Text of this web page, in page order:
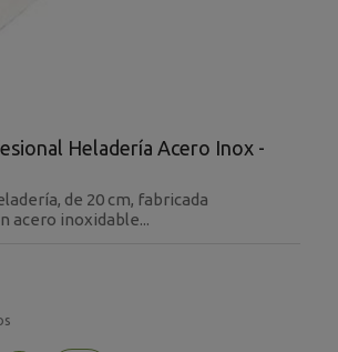
Heladería Acero Inox -
de 20 cm, fabricada
acero inoxidable...